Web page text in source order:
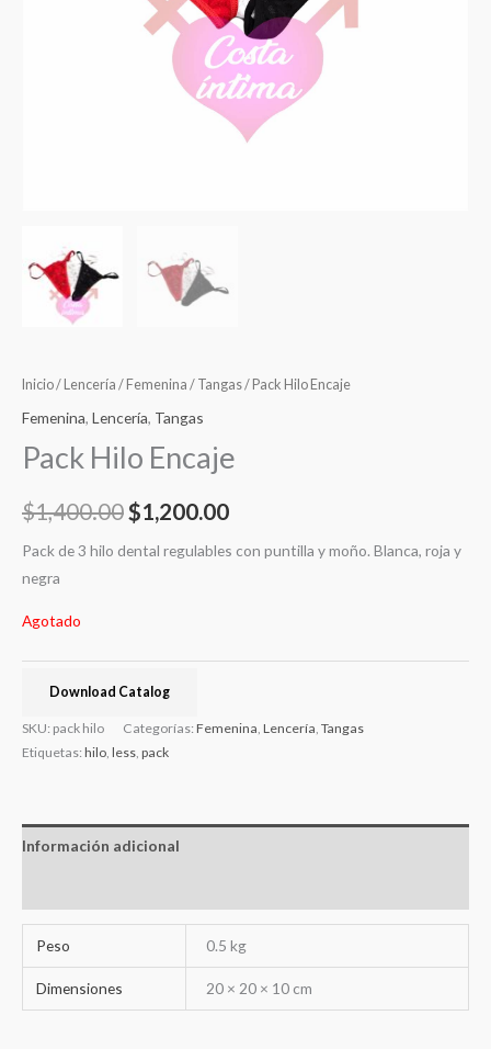
Inicio/ Lencería / Femenina / Tangas/ Pack Hilo Encaje
Femenina, Lencería, Tangas
Pack Hilo Encaje
$1,400.00$1,200.00
Pack de 3 hilo dental regulables con puntilla y moño. Blanca, roja y
negra
Agotado
Download Catalog
SKU: pack hilo Categorías: Femenina Lencería Tangas
Etiquetas: hilo less pack
Información adicional
Peso 0.5 kg
Dimensiones 20 × 20 × 10 cm